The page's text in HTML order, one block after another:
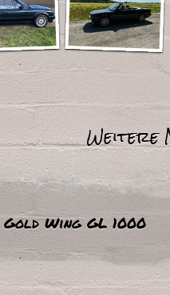
Weitere
Gold Wing GL 1000